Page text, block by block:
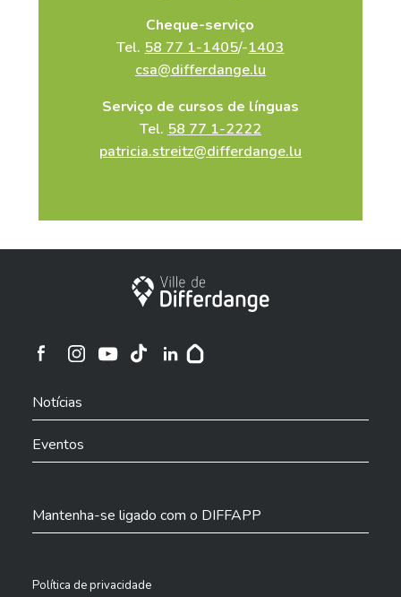
Cheque-serviço
Tel. 58 77 1-1405/-1403
csa@differdange.lu
Serviço de cursos de línguas
Tel. 58 77 1-2222
patricia.streitz@differdange.lu
Cidade de Differdange
Cidade de Differdange no Instagram
Notícias
Eventos
Mantenha-se ligado com o DIFFAPP
Política de privacidade